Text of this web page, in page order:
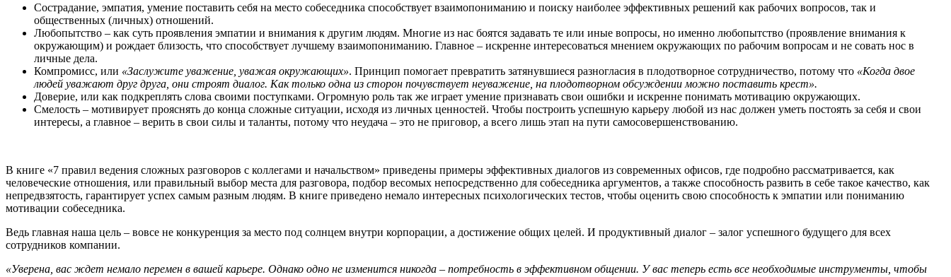
Сострадание, эмпатия, умение поставить себя на место собеседника способствует взаимопониманию и поиску наиболее эффективных решений как рабочих вопросов, так и
общественных (личных) отношений.
Любопытство – как суть проявления эмпатии и внимания к другим людям. Многие из нас боятся задавать те или иные вопросы, но именно любопытство (проявление внимания к
окружающим) и рождает близость, что способствует лучшему взаимопониманию. Главное – искренне интересоваться мнением окружающих по рабочим вопросам и не совать нос в
личные дела.
Компромисс, или «Заслужите уважение, уважая окружающих». Принцип помогает превратить затянувшиеся разногласия в плодотворное сотрудничество, потому что «Когда двое
людей уважают друг друга, они строят диалог. Как только одна из сторон почувствует неуважение, на плодотворном обсуждении можно поставить крест».
Доверие, или как подкреплять слова своими поступками. Огромную роль так же играет умение признавать свои ошибки и искренне понимать мотивацию окружающих.
Смелость – мотивирует прояснять до конца сложные ситуации, исходя из личных ценностей. Чтобы построить успешную карьеру любой из нас должен уметь постоять за себя и свои
интересы, а главное – верить в свои силы и таланты, потому что неудача – это не приговор, а всего лишь этап на пути самосовершенствованию.
В книге «7 правил ведения сложных разговоров с коллегами и начальством» приведены примеры эффективных диалогов из современных офисов, где подробно рассматривается, как
человеческие отношения, или правильный выбор места для разговора, подбор весомых непосредственно для собеседника аргументов, а также способность развить в себе такое качество, как
непредвзятость, гарантирует успех самым разным людям. В книге приведено немало интересных психологических тестов, чтобы оценить свою способность к эмпатии или пониманию
мотивации собеседника.
Ведь главная наша цель – вовсе не конкуренция за место под солнцем внутри корпорации, а достижение общих целей. И продуктивный диалог – залог успешного будущего для всех
сотрудников компании.
«Уверена, вас ждет немало перемен в вашей карьере. Однако одно не изменится никогда – потребность в эффективном общении. У вас теперь есть все необходимые инструменты, чтобы